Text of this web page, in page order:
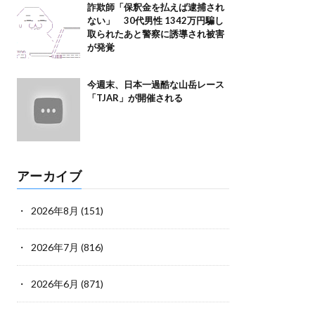
詐欺師「保釈金を払えば逮捕され
ない」 30代男性 1342万円騙し
取られたあと警察に誘導され被害
が発覚
今週末、日本一過酷な山岳レース
「TJAR」が開催される
アーカイブ
2026年8月 (151)
2026年7月 (816)
2026年6月 (871)